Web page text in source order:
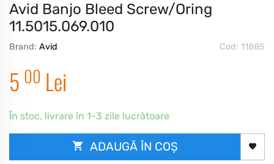
Avid Banjo Bleed Screw/Oring
11.5015.069.010
Brand: Avid Cod: 11885
5 00 Lei
În stoc, livrare în 1-3 zile lucrătoare
ADAUGĂ ÎN COȘ